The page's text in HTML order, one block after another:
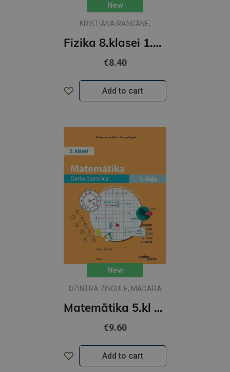
New
KRISTIĀNA RANCĀNE,
Fizika 8.klasei 1.daļa Rakstāmgrāmata
€8.40
Add to cart
New
DZINTRA ZINGULE, MADARA
Matemātika 5.kl 1 DB skolas vārds
€9.60
Add to cart